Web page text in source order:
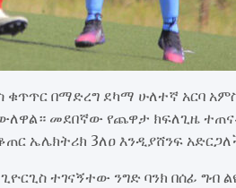
በማድረግ ደካማ ሁለተኛ አርባ
መደበኛው የጨዋታ ክፍለጊዜ
ኤሌክትሪክ 3ለዐ እንዲያሸንፍ
ተገናኝተው ንግድ ባንክ በሰፊ ግብ